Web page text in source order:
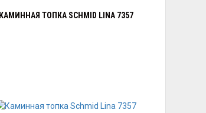
КАМИННАЯ ТОПКА SCHMID LINA 7357